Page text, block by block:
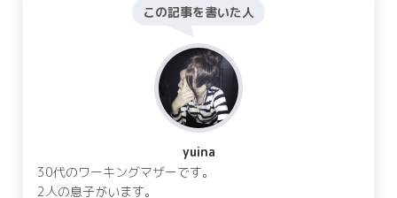
この記事を書いた人
yuina
30代のワーキングマザーです。
2人の息子がいます。